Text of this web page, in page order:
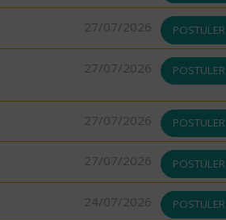
27/07/2026 POSTULER
27/07/2026 POSTULER
27/07/2026 POSTULER
27/07/2026 POSTULER
24/07/2026 POSTULER